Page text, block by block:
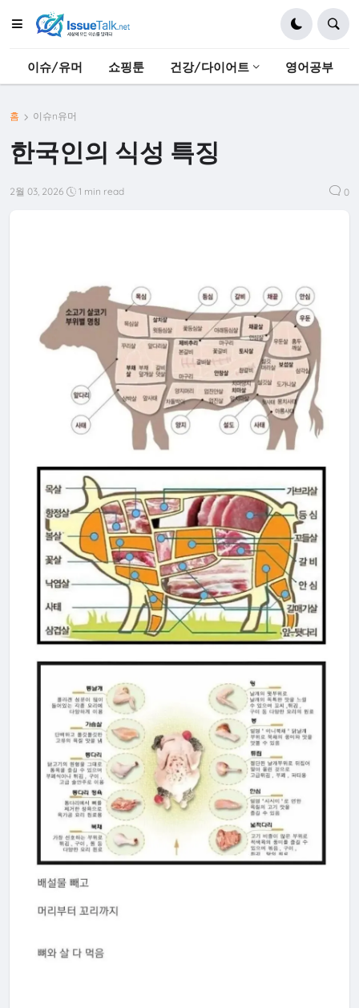
이슈/유머 쇼핑툰 건강/다이어트 영어공부
홈 이슈n유머
한국인의 식성 특징
2월 03, 2026 1 min read 0